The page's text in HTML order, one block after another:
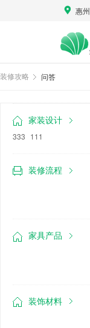
惠州
装修攻略 问答
家装设计
333 111
装修流程
家具产品
装饰材料